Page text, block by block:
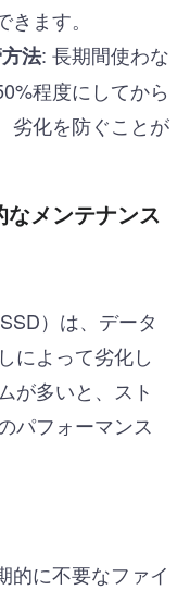
ます。
法: 長期間使わな
程度にしてから
劣化を防ぐことが
メンテナンス
）は、データ
によって劣化し
が多いと、スト
パフォーマンス
的に不要なファイ